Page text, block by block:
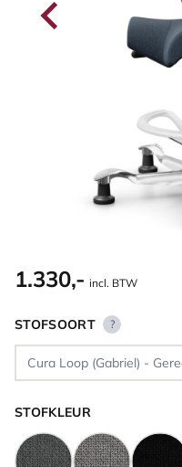
1.330,- incl. BTW
STOFSOORT ?
STOFKLEUR